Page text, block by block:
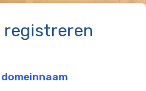
registreren
domeinnaam